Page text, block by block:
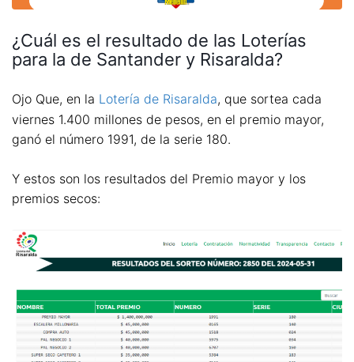
¿Cuál es el resultado de las Loterías
para la de Santander y Risaralda?
Ojo Que, en la Lotería de Risaralda, que sortea cada
viernes 1.400 millones de pesos, en el premio mayor,
ganó el número 1991, de la serie 180.
Y estos son los resultados del Premio mayor y los
premios secos: